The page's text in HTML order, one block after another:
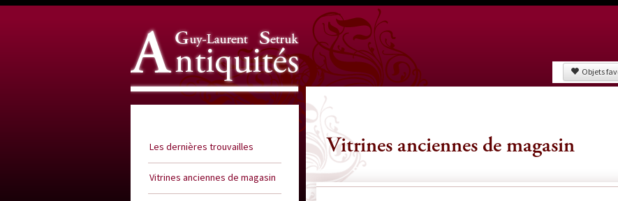
Les dernières trouvailles
Vitrines anciennes de magasin
Objets
Vitrines anciennes de magasin